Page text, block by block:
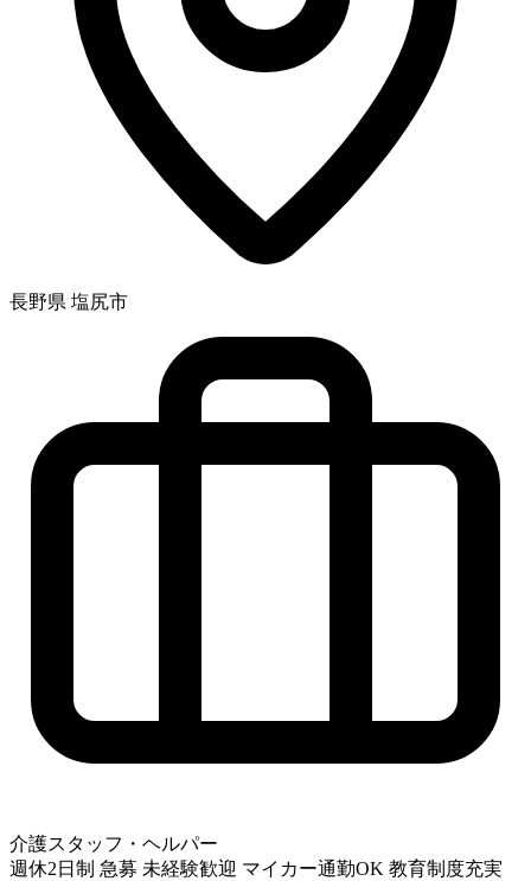
長野県 塩尻市
介護スタッフ・ヘルパー
週休2日制 急募 未経験歓迎 マイカー通勤OK 教育制度充実